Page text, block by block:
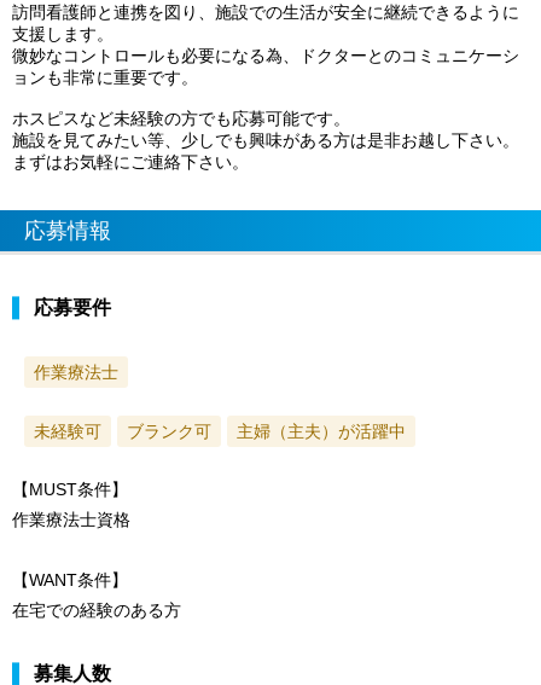
訪問看護師と連携を図り、施設での生活が安全に継続できるように
支援します。
微妙なコントロールも必要になる為、ドクターとのコミュニケーシ
ョンも非常に重要です。
ホスピスなど未経験の方でも応募可能です。
施設を見てみたい等、少しでも興味がある方は是非お越し下さい。
まずはお気軽にご連絡下さい。
応募情報
応募要件
作業療法士
未経験可 ブランク可 主婦（主夫）が活躍中
【MUST条件】
作業療法士資格
【WANT条件】
在宅での経験のある方
募集人数